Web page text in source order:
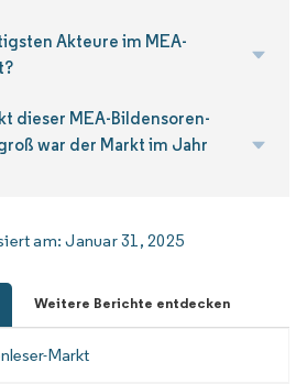
Akteure im MEA-
dieser MEA-Bildensoren-
war der Markt im Jahr
am:Januar 31, 2025
Weitere Berichte entdecken
Markt